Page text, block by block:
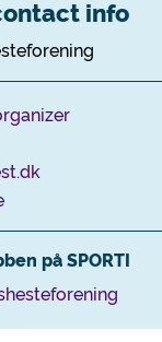
info
på SPORTI